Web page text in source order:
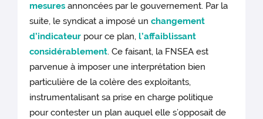
mesures annoncées par le gouvernement. Par la
suite, le syndicat a imposé unchangement
d’indicateur pour ce plan,l’affaiblissant
considérablement. Ce faisant, la FNSEA est
parvenue à imposer une interprétation bien
particulière de la colère des exploitants,
instrumentalisant sa prise en charge politique
pour contester un plan auquel elle s’opposait de